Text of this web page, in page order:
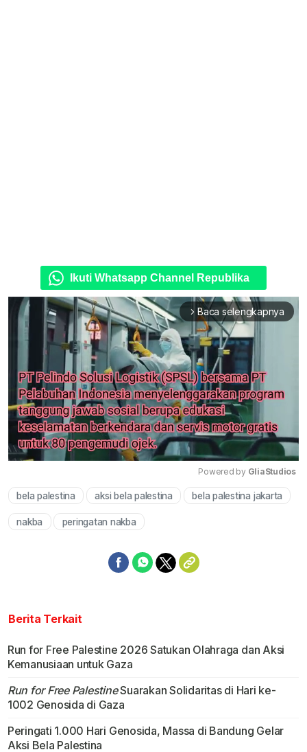
Ikuti Whatsapp Channel Republika
arrow_forward_ios Baca selengkapnya
Mute
Powered by GliaStudios
bela palestina aksi bela palestina bela palestina jakarta
nakba peringatan nakba
Berita Terkait
Run for Free Palestine 2026 Satukan Olahraga dan Aksi
Kemanusiaan untuk Gaza
Run for Free PalestineSuarakan Solidaritas di Hari ke-
1002 Genosida di Gaza
Peringati 1.000 Hari Genosida, Massa di Bandung Gelar
Aksi Bela Palestina